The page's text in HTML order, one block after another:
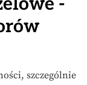
szczególnie